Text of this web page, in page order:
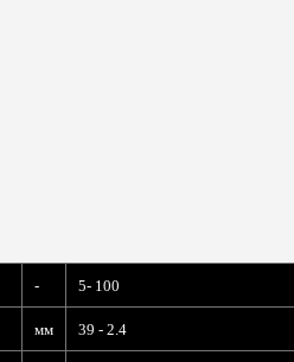
- 5- 100
мм 39 - 2.4